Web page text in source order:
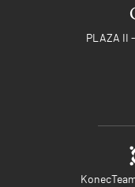
PLAZA II